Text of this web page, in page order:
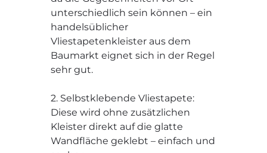
unterschiedlich sein können – ein
handelsüblicher
Vliestapetenkleister aus dem
Baumarkt eignet sich in der Regel
sehr gut.
2. Selbstklebende Vliestapete:
Diese wird ohne zusätzlichen
Kleister direkt auf die glatte
Wandfläche geklebt – einfach und